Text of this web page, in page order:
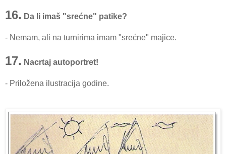
16. Da li imaš "srećne" patike?
- Nemam, ali na turnirima imam "srećne" majice.
17. Nacrtaj autoportret!
- Priložena ilustracija godine.